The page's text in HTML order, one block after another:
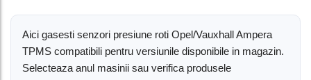
Aici gasesti senzori presiune roti Opel/Vauxhall Ampera
TPMS compatibili pentru versiunile disponibile in magazin.
Selecteaza anul masinii sau verifica produsele